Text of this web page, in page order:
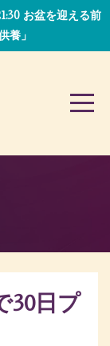
お盆を迎える前
養」
30日プ